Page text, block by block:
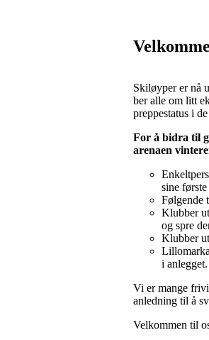
Skiløyper er nå
ber alle om litt
preppestatus i
For å bidra til
arenaen
sine
Følgende
Klubber
og spre
Klubber
i anlegget.
Vi er mange
anledning til å
Velkommen til